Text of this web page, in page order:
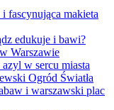
fascynująca makieta
edukuje i bawi?
Warszawie
w sercu miasta
Ogród Światła
i warszawski plac